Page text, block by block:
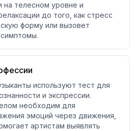
на телесном уровне и
до того, как стресс
форму или вызовет
используют тест для
и экспрессии.
необходим для
эмоций через движения,
артистам выявлять